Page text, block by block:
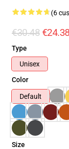
(6
€30.48 €24.38
Type
Unisex
Color
Default
Size